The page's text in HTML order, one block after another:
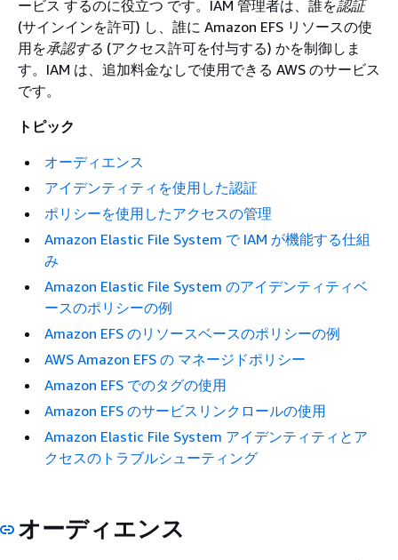
ービス するのに役立つ です。IAM 管理者は、誰を認証
(サインインを許可) し、誰に Amazon EFS リソースの使
用を承認する (アクセス許可を付与する) かを制御しま
す。IAM は、追加料金なしで使用できる AWS のサービス
です。
トピック
オーディエンス
アイデンティティを使用した認証
ポリシーを使用したアクセスの管理
Amazon Elastic File System で IAM が機能する仕組
み
Amazon Elastic File System のアイデンティティベ
ースのポリシーの例
Amazon EFS のリソースベースのポリシーの例
AWS Amazon EFS の マネージドポリシー
Amazon EFS でのタグの使用
Amazon EFS のサービスリンクロールの使用
Amazon Elastic File System アイデンティティとア
クセスのトラブルシューティング
オーディエンス